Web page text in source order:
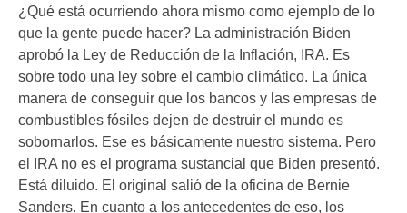
¿Qué está ocurriendo ahora mismo como ejemplo de lo
que la gente puede hacer? La administración Biden
aprobó la Ley de Reducción de la Inflación, IRA. Es
sobre todo una ley sobre el cambio climático. La única
manera de conseguir que los bancos y las empresas de
combustibles fósiles dejen de destruir el mundo es
sobornarlos. Ese es básicamente nuestro sistema. Pero
el IRA no es el programa sustancial que Biden presentó.
Está diluido. El original salió de la oficina de Bernie
Sanders. En cuanto a los antecedentes de eso, los